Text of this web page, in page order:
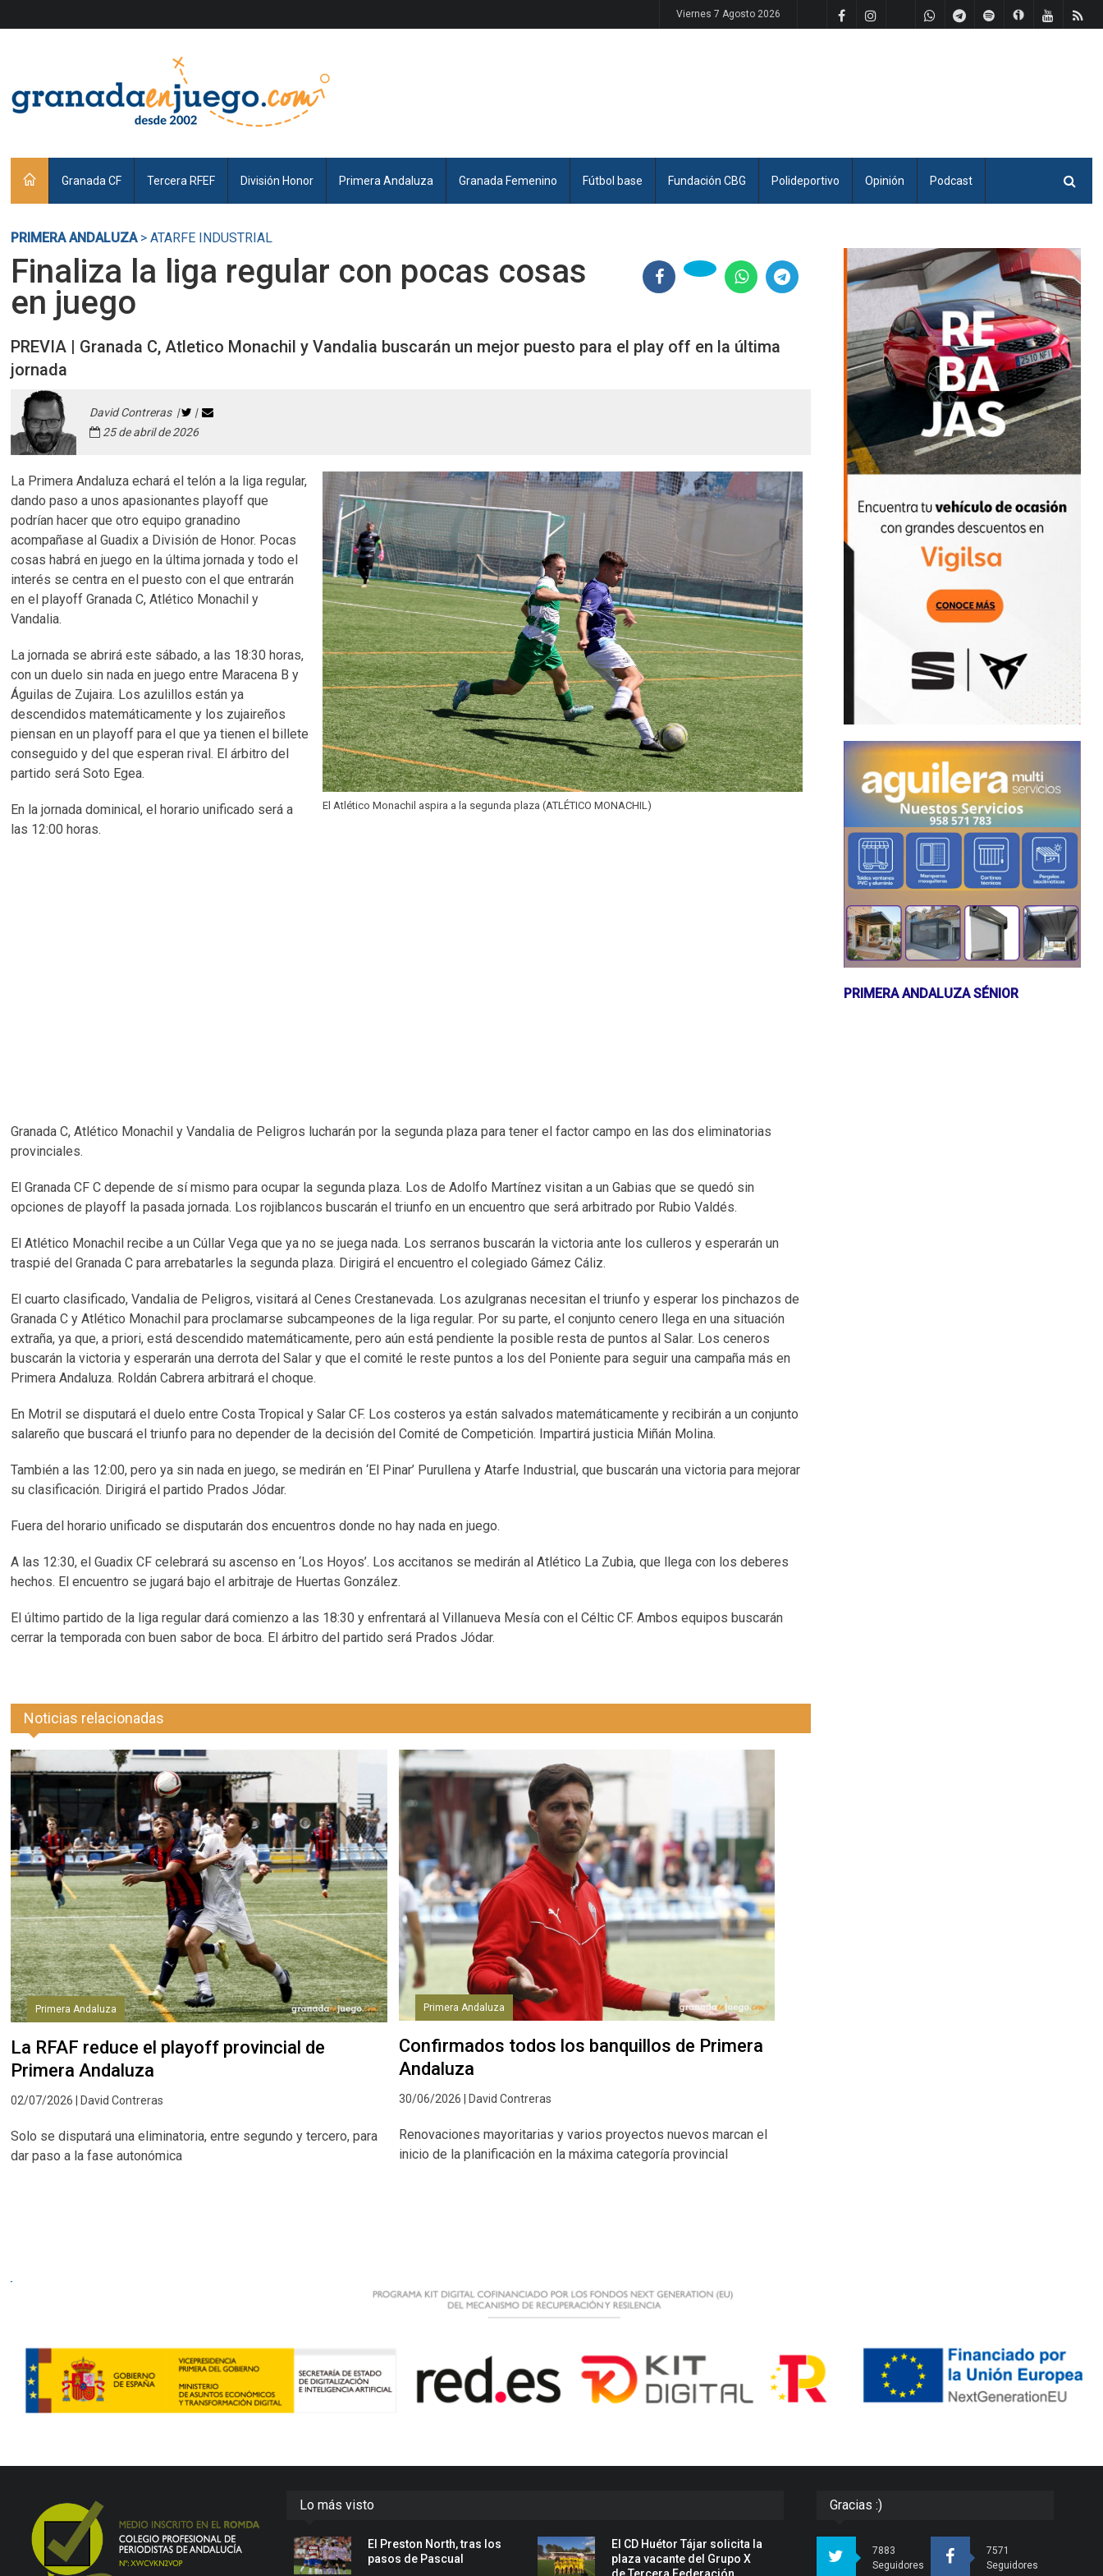
Viernes 7 Agosto 2026
Granada CF Tercera RFEF División Honor Primera Andaluza Granada Femenino Fútbol base Fundación CBG Polideportivo Opinión Podcast
PRIMERA ANDALUZA> ATARFE INDUSTRIAL
Finaliza la liga regular con pocas cosas
en juego
PREVIA | Granada C, Atletico Monachil y Vandalia buscarán un mejor puesto para el play off en la última
jornada
David Contreras |
|
25 de abril de 2026
El Atlético Monachil aspira a la segunda plaza (ATLÉTICO MONACHIL)
La Primera Andaluza echará el telón a la liga regular,
dando paso a unos apasionantes playoff que
podrían hacer que otro equipo granadino
acompañase al Guadix a División de Honor. Pocas
cosas habrá en juego en la última jornada y todo el
interés se centra en el puesto con el que entrarán
en el playoff Granada C, Atlético Monachil y
Vandalia.
La jornada se abrirá este sábado, a las 18:30 horas,
con un duelo sin nada en juego entre Maracena B y
Águilas de Zujaira. Los azulillos están ya
descendidos matemáticamente y los zujaireños
piensan en un playoff para el que ya tienen el billete
conseguido y del que esperan rival. El árbitro del
partido será Soto Egea.
En la jornada dominical, el horario unificado será a
las 12:00 horas.
Granada C, Atlético Monachil y Vandalia de Peligros lucharán por la segunda plaza para tener el factor campo en las dos eliminatorias
provinciales.
El Granada CF C depende de sí mismo para ocupar la segunda plaza. Los de Adolfo Martínez visitan a un Gabias que se quedó sin
opciones de playoff la pasada jornada. Los rojiblancos buscarán el triunfo en un encuentro que será arbitrado por Rubio Valdés.
El Atlético Monachil recibe a un Cúllar Vega que ya no se juega nada. Los serranos buscarán la victoria ante los culleros y esperarán un
traspié del Granada C para arrebatarles la segunda plaza. Dirigirá el encuentro el colegiado Gámez Cáliz.
El cuarto clasificado, Vandalia de Peligros, visitará al Cenes Crestanevada. Los azulgranas necesitan el triunfo y esperar los pinchazos de
Granada C y Atlético Monachil para proclamarse subcampeones de la liga regular. Por su parte, el conjunto cenero llega en una situación
extraña, ya que, a priori, está descendido matemáticamente, pero aún está pendiente la posible resta de puntos al Salar. Los ceneros
buscarán la victoria y esperarán una derrota del Salar y que el comité le reste puntos a los del Poniente para seguir una campaña más en
Primera Andaluza. Roldán Cabrera arbitrará el choque.
En Motril se disputará el duelo entre Costa Tropical y Salar CF. Los costeros ya están salvados matemáticamente y recibirán a un conjunto
salareño que buscará el triunfo para no depender de la decisión del Comité de Competición. Impartirá justicia Miñán Molina.
También a las 12:00, pero ya sin nada en juego, se medirán en ‘El Pinar’ Purullena y Atarfe Industrial, que buscarán una victoria para mejorar
su clasificación. Dirigirá el partido Prados Jódar.
Fuera del horario unificado se disputarán dos encuentros donde no hay nada en juego.
A las 12:30, el Guadix CF celebrará su ascenso en ‘Los Hoyos’. Los accitanos se medirán al Atlético La Zubia, que llega con los deberes
hechos. El encuentro se jugará bajo el arbitraje de Huertas González.
El último partido de la liga regular dará comienzo a las 18:30 y enfrentará al Villanueva Mesía con el Céltic CF. Ambos equipos buscarán
cerrar la temporada con buen sabor de boca. El árbitro del partido será Prados Jódar.
Noticias relacionadas
Primera Andaluza
La RFAF reduce el playoff provincial de
Primera Andaluza
02/07/2026 | David Contreras
Solo se disputará una eliminatoria, entre segundo y tercero, para
dar paso a la fase autonómica
Primera Andaluza
Confirmados todos los banquillos de Primera
Andaluza
30/06/2026 | David Contreras
Renovaciones mayoritarias y varios proyectos nuevos marcan el
inicio de la planificación en la máxima categoría provincial
PRIMERA ANDALUZA SÉNIOR
Lo más visto
El Preston North, tras los
pasos de Pascual
El CD Huétor Tájar solicita la
plaza vacante del Grupo X
de Tercera Federación
Gracias :)
7883
Seguidores
7571
Seguidores